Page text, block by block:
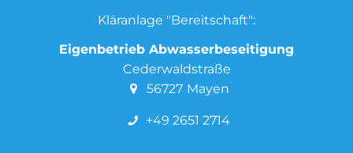
Kläranlage "Bereitschaft":
Eigenbetrieb Abwasserbeseitigung
Cederwaldstraße
56727 Mayen
+49 2651 2714